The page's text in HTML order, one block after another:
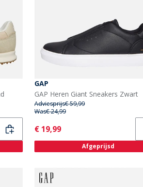
GAP
GAP Heren Giant Sneakers Zwart
Adviesprijs€ 59,99
Was€ 24,99
Current
€ 19,99
Afgeprijsd